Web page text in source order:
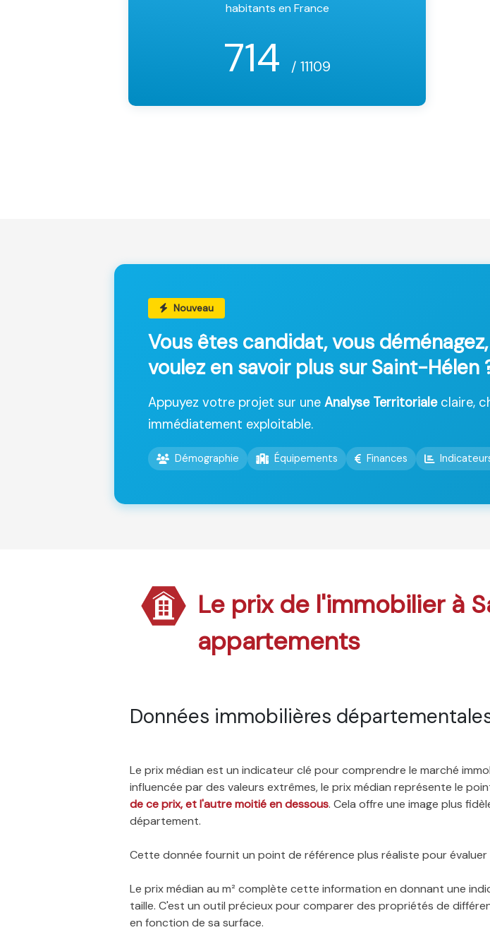
habitants en France
714 / 11109
Nouveau
Vous êtes candidat, vous
voulez en savoir plus sur Saint-Hélen
Appuyez votre projet sur une Analyse Territorialeclaire,
immédiatement exploitable.
Démographie Équipements Finances
Le prix de l'immobilier à
appartements
Données immobilières
Le prix médian est un indicateur clé pour comprendre le marché
influencée par des valeurs extrêmes, le prix médian représente le
de ce prix, et l'autre moitié en dessous. Cela offre une image plus
département.
Cette donnée fournit un point de référence plus réaliste pour
Le prix médian au m² complète cette information en donnant une
taille. C'est un outil précieux pour comparer des propriétés de
en fonction de sa surface.